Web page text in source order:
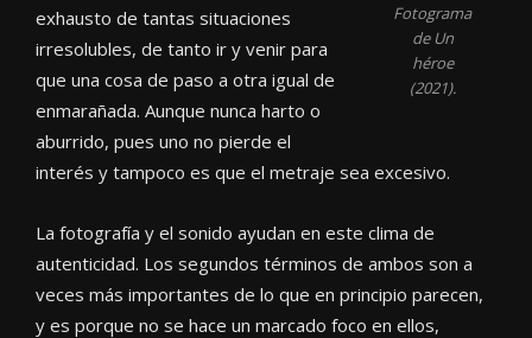
Fotograma
de Un
héroe
(2021).
exhausto de tantas situaciones
irresolubles, de tanto ir y venir para
que una cosa de paso a otra igual de
enmarañada. Aunque nunca harto o
aburrido, pues uno no pierde el
interés y tampoco es que el metraje sea excesivo.
La fotografía y el sonido ayudan en este clima de
autenticidad. Los segundos términos de ambos son a
veces más importantes de lo que en principio parecen,
y es porque no se hace un marcado foco en ellos,